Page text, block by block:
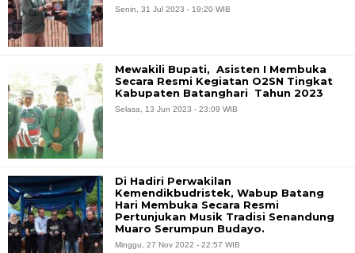
Senin, 31 Jul 2023 - 19:20 WIB
Mewakili Bupati, Asisten I Membuka
Secara Resmi Kegiatan O2SN Tingkat
Kabupaten Batanghari Tahun 2023
Selasa, 13 Jun 2023 - 23:09 WIB
Di Hadiri Perwakilan
Kemendikbudristek, Wabup Batang
Hari Membuka Secara Resmi
Pertunjukan Musik Tradisi Senandung
Muaro Serumpun Budayo.
Minggu, 27 Nov 2022 - 22:57 WIB